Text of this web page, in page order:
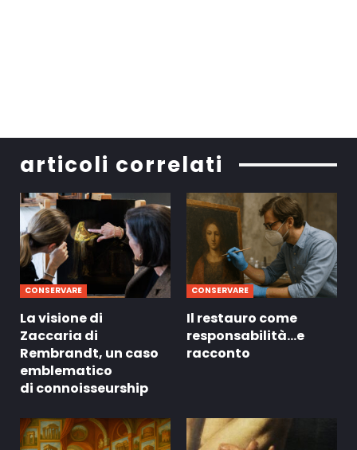
articoli correlati
CONSERVARE
La visione di
Zaccaria di
Rembrandt, un caso
emblematico
di connoisseurship
CONSERVARE
Il restauro come
responsabilità…e
racconto